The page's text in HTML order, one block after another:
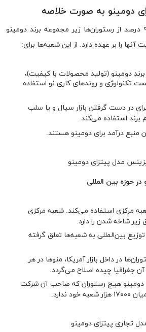
دومینو به صورت خلاصه
در بازار آمریکا بیش از ۹۰ درصد از رستوران‌ها زیر مجموعه برند دومینو
را بر عهده دارد. از این شعبه‌ها برای:
دومینو (تولید محصولات با کیفیت)،
تکنولوژی و روندهای کاری نو استفاده
در دست گرفتن بازار سیال و یا سلب
برند استفاده می‌کند.
منبع درآمد برای دومینو هستند.
حوزه بین المللی
مرکزی استفاده می‌کند. شعبه مرکزی
شاخه شدن را دارد.
بین‌المللی به شعبه‌ها تعلق گرفته
در داخل بازار آمریکا، منوها در هر
آن جغرافیا چیده اصلاح می‌گردد.
دومینو هیچ رستوران که صاحب آن شرکت
ندارد.